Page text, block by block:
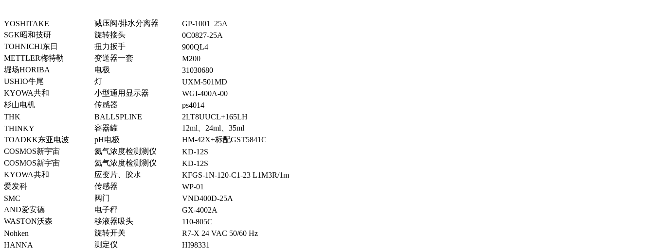
YOSHITAKE 减压阀/排水分离器
GP-1001 25A
SGK昭和技研
旋转接头
0C0827-25A
TOHNICHI东日
扭力扳手
900QL4
METTLER梅特勒
变送器一套
M200
堀场HORIBA
电极
31030680
USHIO牛尾
灯
UXM-501MD
KYOWA共和
小型通用显示器
WGI-400A-00
杉山电机
传感器
ps4014
THK
BALLSPLINE
2LT8UUCL+165LH
THINKY
容器罐
12ml、24ml、35ml
TOADKK东亚电波
pH电极
HM-42X+标配GST5841C
COSMOS新宇宙
氦气浓度检测测仪
KD-12S
COSMOS新宇宙
氦气浓度检测测仪
KD-12S
KYOWA共和
应变片、胶水
KFGS-1N-120-C1-23 L1M3R/1m
爱发科
传感器
WP-01
SMC
阀门
VND400D-25A
AND爱安德
电子秤
GX-4002A
WASTON沃森
移液器吸头
110-805C
Nohken
旋转开关
R7-X 24 VAC 50/60 Hz
HANNA
测定仪
HI98331